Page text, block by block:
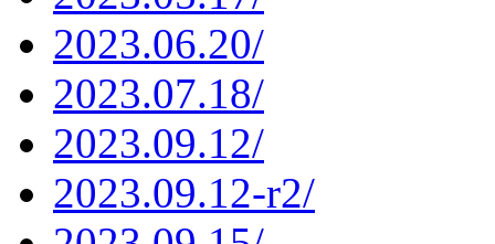
2023.06.20/
2023.07.18/
2023.09.12/
2023.09.12-r2/